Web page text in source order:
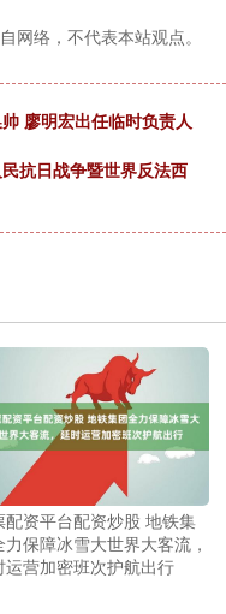
网络，不代表本站观点。
廖明宏出任临时负责人
抗日战争暨世界反法西
配资平台配资炒股 地铁集
力保障冰雪大世界大客流，
运营加密班次护航出行